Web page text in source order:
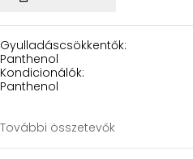
Gyulladáscsökkentők:
Panthenol
Kondicionálók:
Panthenol
További összetevők